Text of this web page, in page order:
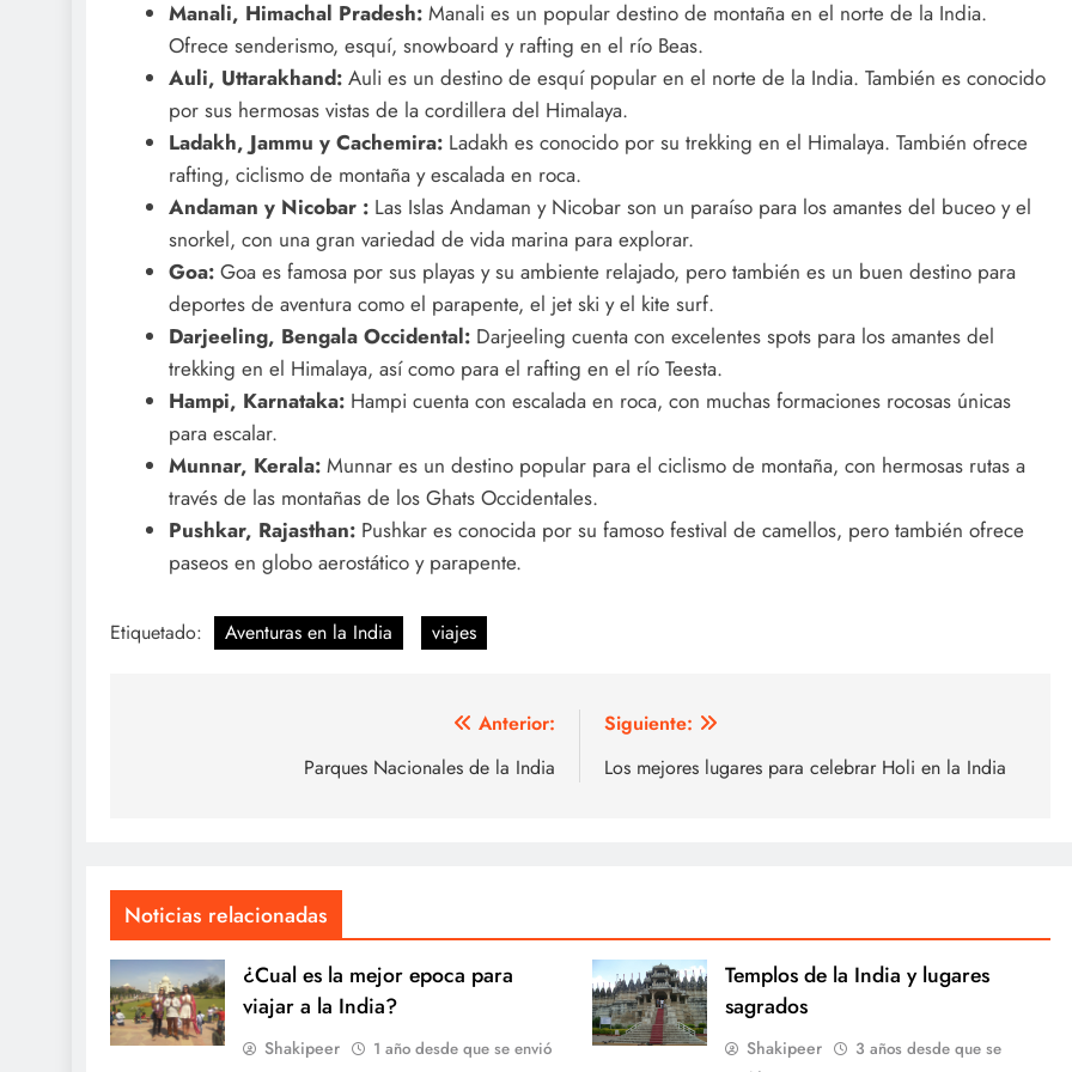
Manali, Himachal Pradesh: Manali es un popular destino de montaña en el norte de la India.
Ofrece senderismo, esquí, snowboard y rafting en el río Beas.
Auli, Uttarakhand:Auli es un destino de esquí popular en el norte de la India. También es conocido
por sus hermosas vistas de la cordillera del Himalaya.
Ladakh, Jammu y Cachemira:Ladakh es conocido por su trekking en el Himalaya. También ofrece
rafting, ciclismo de montaña y escalada en roca.
Andaman y Nicobar :Las Islas Andaman y Nicobar son un paraíso para los amantes del buceo y el
snorkel, con una gran variedad de vida marina para explorar.
Goa: Goa es famosa por sus playas y su ambiente relajado, pero también es un buen destino para
deportes de aventura como el parapente, el jet ski y el kite surf.
Darjeeling, Bengala Occidental: Darjeeling cuenta con excelentes spots para los amantes del
trekking en el Himalaya, así como para el rafting en el río Teesta.
Hampi, Karnataka: Hampi cuenta con escalada en roca, con muchas formaciones rocosas únicas
para escalar.
Munnar, Kerala:Munnar es un destino popular para el ciclismo de montaña, con hermosas rutas a
través de las montañas de los Ghats Occidentales.
Pushkar, Rajasthan: Pushkar es conocida por su famoso festival de camellos, pero también ofrece
paseos en globo aerostático y parapente.
Etiquetado: Aventuras en la India viajes
Anterior:
Parques Nacionales de la India
Siguiente:
Los mejores lugares para celebrar Holi en la India
Noticias relacionadas
¿Cual es la mejor epoca para
viajar a la India?
Shakipeer 1 año desde que se envió
Templos de la India y lugares
sagrados
Shakipeer
3 años desde que se